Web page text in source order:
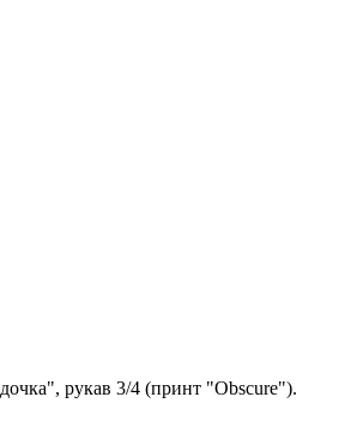
рукав 3/4 (принт "Obscure").